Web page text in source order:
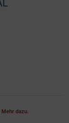
Mehr dazu.